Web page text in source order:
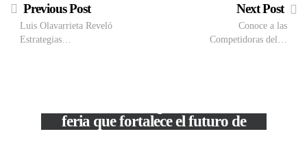
Previous Post
Luis Olavarrieta Reveló
Estrategias…
Next Post
Conoce a las
Competidoras del…
feria que fortalece el futuro de